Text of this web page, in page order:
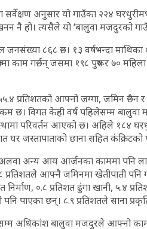
अनुसार यो गाउँका २२४
नै हो। त्यसैले यो ‘बालुवा मजदुरको
८६८ छ। १३ वर्षभन्दा
काम गर्छन् जसमा १९८ पुरूष र ७०
प्रतिशतको आफ्नो जग्गा, जमिन छैन
छ। विगत केही वर्ष पहिलेसम्म बालुवा
परिवर्तन आएको छ। अहिले १८४
घर जस्तापाताको छाना सहित
अन्य आय आर्जनका काममा पनि
आफ्नै जमिनमा खेतीपाती पनि
०.८ प्रतिशत ढुंगा खानी, ५.४
पनि पाएका छन्। ८.९ प्रतिशतले साना
अधिकांश बालुवा मजदुरले आफ्नो